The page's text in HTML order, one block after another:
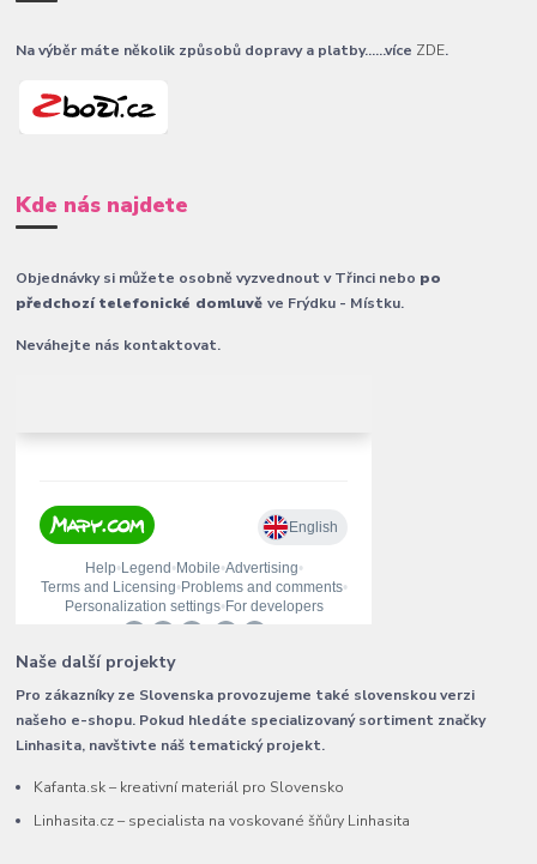
Na výběr máte několik způsobů dopravy a platby......více ZDE.
Kde nás najdete
Objednávky si můžete osobně vyzvednout v Třinci nebo po
předchozí telefonické domluvěve Frýdku - Místku.
Neváhejte nás kontaktovat.
Naše další projekty
Pro zákazníky ze Slovenska provozujeme také slovenskou verzi
našeho e-shopu. Pokud hledáte specializovaný sortiment značky
Linhasita, navštivte náš tematický projekt.
Kafanta.sk – kreativní materiál pro Slovensko
Linhasita.cz – specialista na voskované šňůry Linhasita